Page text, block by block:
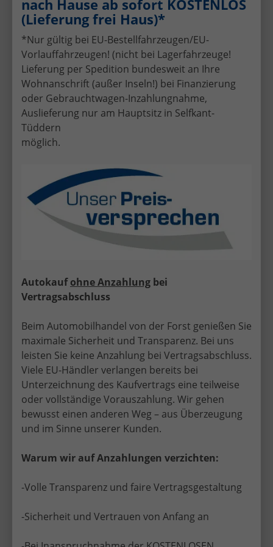
Auslieferungen
Die günstigen Hyundai EU-
Neuwagen Modelle beim
Automobilhandel von der Forst:
Hyundai i20
Hyundai KONA
Hyundai TUCSON
nach Hause ab sofort KOSTENLOS
(Lieferung frei Haus)*
*Nur gültig bei EU-Bestellfahrzeugen/EU-
Vorlauffahrzeugen! (nicht bei Lagerfahrzeuge!
Lieferung per Spedition bundesweit an Ihre
Wohnanschrift (außer Inseln!) bei Finanzierung
oder Gebrauchtwagen-Inzahlungnahme,
Auslieferung nur am Hauptsitz in Selfkant-
Tüddern
möglich.
Autokaufohne Anzahlung bei
Vertragsabschluss
Beim Automobilhandel von der Forst genießen Sie
maximale Sicherheit und Transparenz. Bei uns
leisten Sie keine Anzahlung bei Vertragsabschluss.
Viele EU-Händler verlangen bereits bei
Unterzeichnung des Kaufvertrags eine teilweise
oder vollständige Vorauszahlung. Wir gehen
bewusst einen anderen Weg – aus Überzeugung
und im Sinne unserer Kunden.
Warum wir auf Anzahlungen verzichten:
-Volle Transparenz und faire Vertragsgestaltung
-Sicherheit und Vertrauen von Anfang an